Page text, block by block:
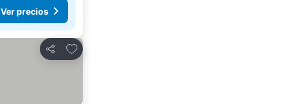
Ver precios
Compartir
Agregar a favoritos